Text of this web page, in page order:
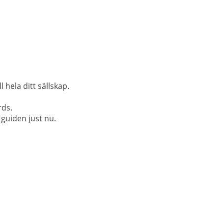
hela ditt sällskap.
just nu.